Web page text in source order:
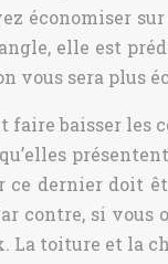
économiser
elle est
vous sera plus
faire baisser les
ce dernier doit
contre, si
La toiture et la